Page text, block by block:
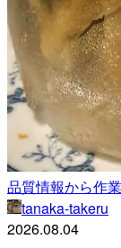
品質情報から作
tanaka-takeru
2026.08.04